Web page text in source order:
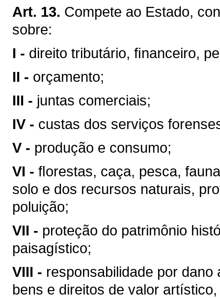
Art. 13. Compete ao Estado,
sobre:
I - direito tributário, ﬁnanceiro,
II - orçamento;
III - juntas comerciais;
IV - custas dos serviços
V - produção e consumo;
VI - ﬂorestas, caça, pesca,
solo e dos recursos naturais,
poluição;
VII - proteção do patrimônio
paisagístico;
VIII - responsabilidade por
bens e direitos de valor